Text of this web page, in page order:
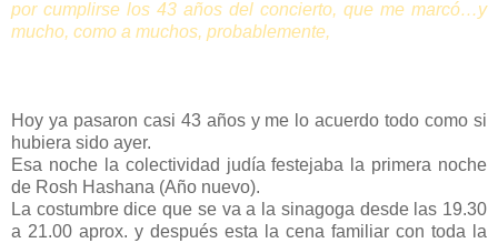
por cumplirse los 43 años del concierto, que me marcó…y
mucho, como a muchos, probablemente,
Hoy ya pasaron casi 43 años y me lo acuerdo todo como si
hubiera sido ayer.
Esa noche la colectividad judía festejaba la primera noche
de Rosh Hashana (Año nuevo).
La costumbre dice que se va a la sinagoga desde las 19.30
a 21.00 aprox. y después esta la cena familiar con toda la